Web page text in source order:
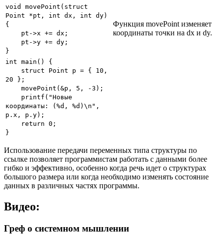
void movePoint(struct
Point *pt, int dx, int dy)
{
pt->x += dx;
pt->y += dy;
}
Функция movePoint изменяет
координаты точки на dx и dy.
int main() {
struct Point p = { 10,
20 };
movePoint(&p, 5, -3);
printf("Новые
координаты: (%d, %d)\n",
p.x, p.y);
return 0;
}
Использование передачи переменных типа структуры по
ссылке позволяет программистам работать с данными более
гибко и эффективно, особенно когда речь идет о структурах
большого размера или когда необходимо изменять состояние
данных в различных частях программы.
Видео:
Греф о системном мышлении